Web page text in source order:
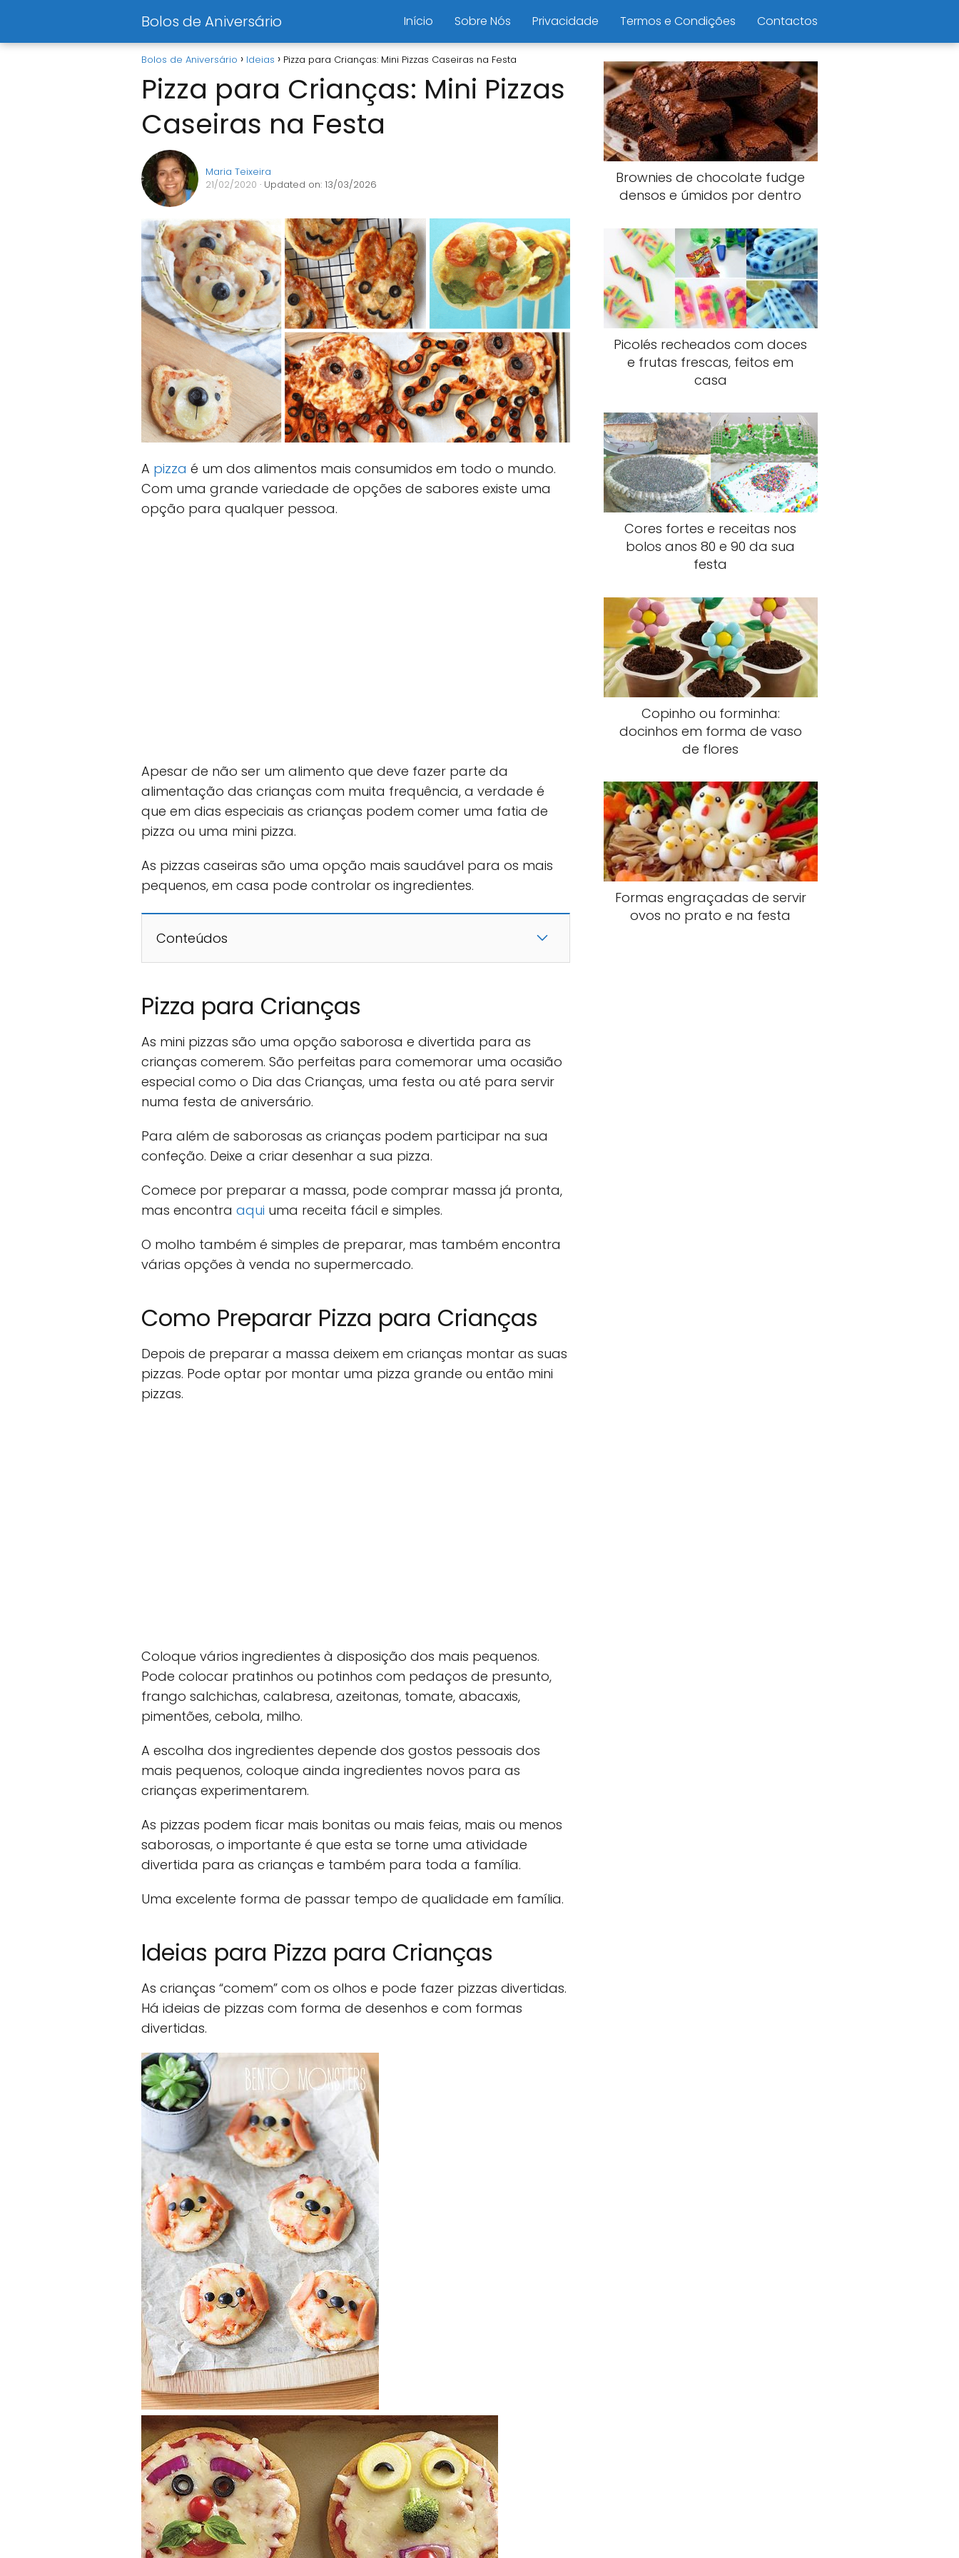
Bolos de Aniversário Início Sobre Nós Privacidade Termos e Condições Contactos
Bolos de Aniversário Ideias Pizza para Crianças: Mini Pizzas Caseiras na Festa
Pizza para Crianças: Mini Pizzas
Caseiras na Festa
Maria Teixeira
21/02/2020 · Updated on: 13/03/2026
A pizza é um dos alimentos mais consumidos em todo o mundo.
Com uma grande variedade de opções de sabores existe uma
opção para qualquer pessoa.
Apesar de não ser um alimento que deve fazer parte da
alimentação das crianças com muita frequência, a verdade é
que em dias especiais as crianças podem comer uma fatia de
pizza ou uma mini pizza.
As pizzas caseiras são uma opção mais saudável para os mais
pequenos, em casa pode controlar os ingredientes.
Conteúdos
Pizza para Crianças
As mini pizzas são uma opção saborosa e divertida para as
crianças comerem. São perfeitas para comemorar uma ocasião
especial como o Dia das Crianças, uma festa ou até para servir
numa festa de aniversário.
Para além de saborosas as crianças podem participar na sua
confeção. Deixe a criar desenhar a sua pizza.
Comece por preparar a massa, pode comprar massa já pronta,
mas encontra aqui uma receita fácil e simples.
O molho também é simples de preparar, mas também encontra
várias opções à venda no supermercado.
Como Preparar Pizza para Crianças
Depois de preparar a massa deixem em crianças montar as suas
pizzas. Pode optar por montar uma pizza grande ou então mini
pizzas.
Coloque vários ingredientes à disposição dos mais pequenos.
Pode colocar pratinhos ou potinhos com pedaços de presunto,
frango salchichas, calabresa, azeitonas, tomate, abacaxis,
pimentões, cebola, milho.
A escolha dos ingredientes depende dos gostos pessoais dos
mais pequenos, coloque ainda ingredientes novos para as
crianças experimentarem.
As pizzas podem ficar mais bonitas ou mais feias, mais ou menos
saborosas, o importante é que esta se torne uma atividade
divertida para as crianças e também para toda a família.
Uma excelente forma de passar tempo de qualidade em família.
Ideias para Pizza para Crianças
As crianças “comem” com os olhos e pode fazer pizzas divertidas.
Há ideias de pizzas com forma de desenhos e com formas
divertidas.
Brownies de chocolate fudge
densos e úmidos por dentro
Picolés recheados com doces
e frutas frescas, feitos em
casa
Cores fortes e receitas nos
bolos anos 80 e 90 da sua
festa
Copinho ou forminha:
docinhos em forma de vaso
de flores
Formas engraçadas de servir
ovos no prato e na festa